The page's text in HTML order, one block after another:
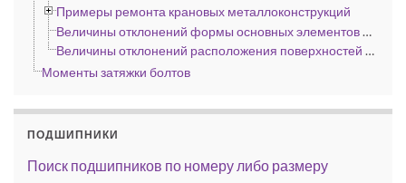
Примеры ремонта крановых металлоконструкций
Величины отклонений формы основных элементов металлоконструкций портальных кранов по ГОСТ 11283—72 и других стреловых кранов, мм
Величины отклонений расположения поверхностей основных деталей и сборочных единиц металлоконструкций портальных кранов при сборке по ГОСТ 11283—72
Моменты затяжки болтов
ПОДШИПНИКИ
Поиск подшипников по номеру либо размеру